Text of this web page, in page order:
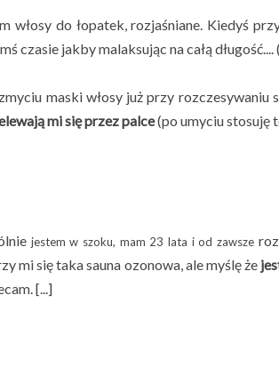
włosy do łopatek, rozjaśniane. Kiedyś
czasie jakby malaksując na całą
maski włosy już przy rozczesywaniu
mi się przez palce(po umyciu stosuję
jestem w szoku, mam 23 lata i od zawsze
mi się taka sauna ozonowa, ale myślę że
[...]